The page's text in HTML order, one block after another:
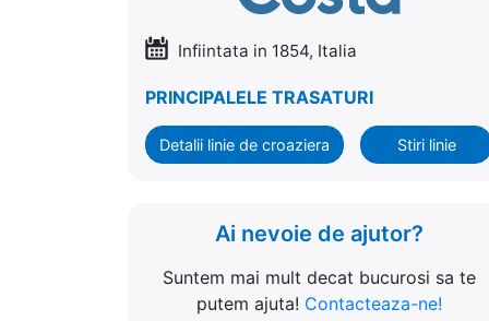
Infiintata in 1854, Italia
PRINCIPALELE TRASATURI
Detalii linie de croaziera Stiri linie
Ai nevoie de ajutor?
Suntem mai mult decat bucurosi sa te
putem ajuta! Contacteaza-ne!